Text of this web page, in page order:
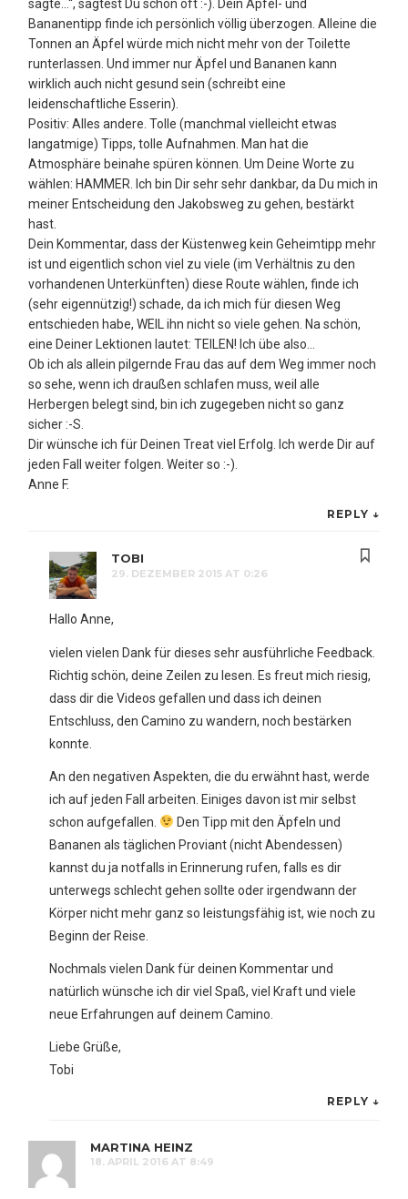
sagte…“, sagtest Du schon oft :-). Dein Äpfel- und
Bananentipp finde ich persönlich völlig überzogen. Alleine die
Tonnen an Äpfel würde mich nicht mehr von der Toilette
runterlassen. Und immer nur Äpfel und Bananen kann
wirklich auch nicht gesund sein (schreibt eine
leidenschaftliche Esserin).
Positiv: Alles andere. Tolle (manchmal vielleicht etwas
langatmige) Tipps, tolle Aufnahmen. Man hat die
Atmosphäre beinahe spüren können. Um Deine Worte zu
wählen: HAMMER. Ich bin Dir sehr sehr dankbar, da Du mich in
meiner Entscheidung den Jakobsweg zu gehen, bestärkt
hast.
Dein Kommentar, dass der Küstenweg kein Geheimtipp mehr
ist und eigentlich schon viel zu viele (im Verhältnis zu den
vorhandenen Unterkünften) diese Route wählen, finde ich
(sehr eigennützig!) schade, da ich mich für diesen Weg
entschieden habe, WEIL ihn nicht so viele gehen. Na schön,
eine Deiner Lektionen lautet: TEILEN! Ich übe also…
Ob ich als allein pilgernde Frau das auf dem Weg immer noch
so sehe, wenn ich draußen schlafen muss, weil alle
Herbergen belegt sind, bin ich zugegeben nicht so ganz
sicher :-S.
Dir wünsche ich für Deinen Treat viel Erfolg. Ich werde Dir auf
jeden Fall weiter folgen. Weiter so :-).
Anne F.
REPLY ↓
TOBI
29. DEZEMBER 2015 AT 0:26
Hallo Anne,
vielen vielen Dank für dieses sehr ausführliche Feedback.
Richtig schön, deine Zeilen zu lesen. Es freut mich riesig,
dass dir die Videos gefallen und dass ich deinen
Entschluss, den Camino zu wandern, noch bestärken
konnte.
An den negativen Aspekten, die du erwähnt hast, werde
ich auf jeden Fall arbeiten. Einiges davon ist mir selbst
schon aufgefallen.
Den Tipp mit den Äpfeln und
Bananen als täglichen Proviant (nicht Abendessen)
kannst du ja notfalls in Erinnerung rufen, falls es dir
unterwegs schlecht gehen sollte oder irgendwann der
Körper nicht mehr ganz so leistungsfähig ist, wie noch zu
Beginn der Reise.
Nochmals vielen Dank für deinen Kommentar und
natürlich wünsche ich dir viel Spaß, viel Kraft und viele
neue Erfahrungen auf deinem Camino.
Liebe Grüße,
Tobi
REPLY ↓
MARTINA HEINZ
18. APRIL 2016 AT 8:49